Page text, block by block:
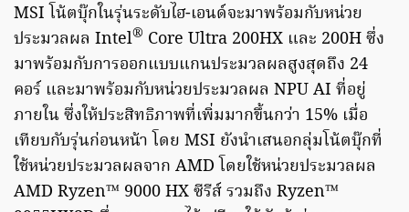
MSI โน้ตบุ๊กในรุ่นระดับไฮ-เอนด์จะมาพร้อมกับหน่วย
ประมวลผล Intel® Core Ultra 200HX และ 200H ซึ่ง
มาพร้อมกับการออกแบบแกนประมวลผลสูงสุดถึง 24
คอร์ และมาพร้อมกับหน่วยประมวลผล NPU AI ที่อยู่
ภายใน ซึ่งให้ประสิทธิภาพที่เพิ่มมากขึ้นกว่า 15% เมื่อ
เทียบกับรุ่นก่อนหน้า โดย MSI ยังนำเสนอกลุ่มโน้ตบุ๊กที่
ใช้หน่วยประมวลผลจาก AMD โดยใช้หน่วยประมวลผล
AMD Ryzen™ 9000 HX ซีรีส์ รวมถึง Ryzen™